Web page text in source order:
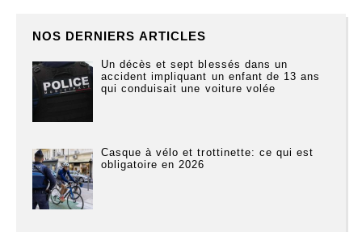
NOS DERNIERS ARTICLES
Un décès et sept blessés dans un
accident impliquant un enfant de 13 ans
qui conduisait une voiture volée
Casque à vélo et trottinette: ce qui est
obligatoire en 2026